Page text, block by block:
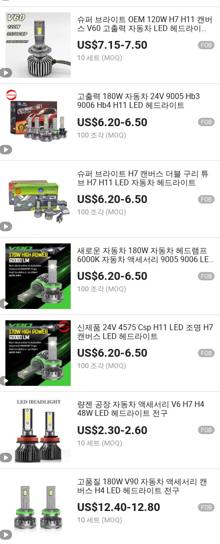
슈퍼 브라이트 OEM 120W H7 H11 캔버
스 V60 고출력 자동차 LED 헤드라이트
US$7.15-7.50 FOB
10 세트 (MOQ)
고출력 180W 자동차 24V 9005 Hb3
9006 Hb4 H11 LED 헤드라이트
US$6.20-6.50 FOB
100 조각 (MOQ)
슈퍼 브라이트 H7 캔버스 더블 구리 튜
브 H7 H11 LED 자동차 헤드라이트
US$6.20-6.50 FOB
100 조각 (MOQ)
새로운 자동차 180W 자동차 헤드램프
6000K 자동차 액세서리 9005 9006 LED
헤드라이트
US$6.20-6.50 FOB
100 조각 (MOQ)
신제품 24V 4575 Csp H11 LED 조명 H7
캔버스 LED 헤드라이트
US$6.20-6.50 FOB
100 조각 (MOQ)
량젠 공장 자동차 액세서리 V6 H7 H4
48W LED 헤드라이트 전구
US$2.30-2.60 FOB
10 세트 (MOQ)
고품질 180W V90 자동차 액세서리 캔
버스 H4 LED 헤드라이트 전구
US$12.40-12.80 FOB
10 세트 (MOQ)